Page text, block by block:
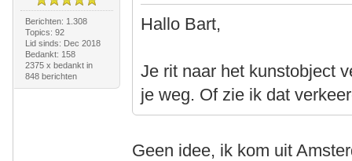
Berichten: 1.308
Topics: 92
Lid sinds: Dec 2018
Bedankt: 158
2375 x bedankt in
848 berichten
Hallo Bart,
Je rit naar het kunstobject
je weg. Of zie ik dat
Geen idee, ik kom uit